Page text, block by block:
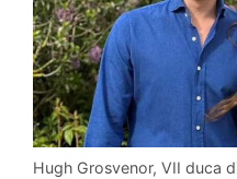
Hugh Grosvenor, VII duca